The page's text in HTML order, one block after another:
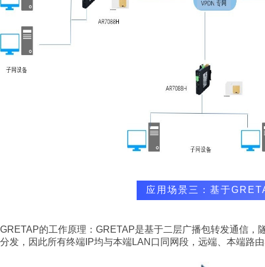
应用场景三：基于
GRETAP的工作原理：GRETAP是基于二层广播包转发通信
分发，因此所有终端IP均与本端LAN口同网段，远端、本端路